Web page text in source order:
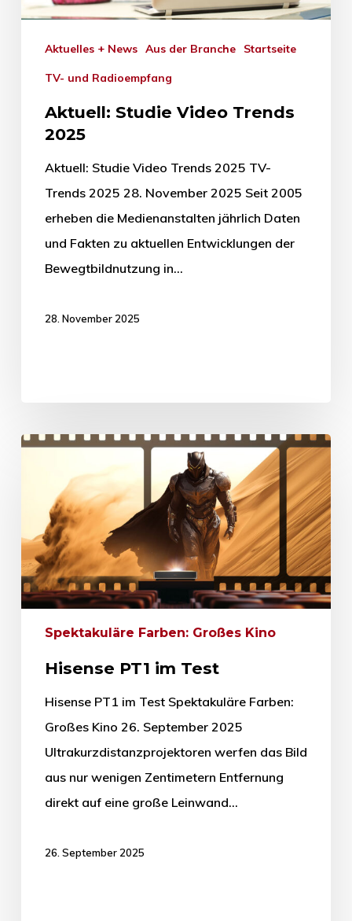
Aktuelles + News Aus der Branche Startseite
TV- und Radioempfang
Aktuell: Studie Video Trends
2025
Aktuell: Studie Video Trends 2025 TV-
Trends 2025 28. November 2025 Seit 2005
erheben die Medienanstalten jährlich Daten
und Fakten zu aktuellen Entwicklungen der
Bewegtbildnutzung in…
28. November 2025
Spektakuläre Farben: Großes Kino
Hisense PT1 im Test
Hisense PT1 im Test Spektakuläre Farben:
Großes Kino 26. September 2025
Ultrakurzdistanzprojektoren werfen das Bild
aus nur wenigen Zentimetern Entfernung
direkt auf eine große Leinwand…
26. September 2025